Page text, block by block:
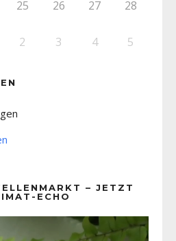
25 26 27 28
2 3 4 5
– JETZT
ECHO